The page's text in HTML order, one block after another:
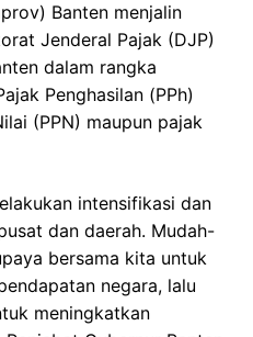
Banten menjalin
Jenderal Pajak (DJP)
dalam rangka
Penghasilan (PPh)
(PPN) maupun pajak
intensifikasi dan
dan daerah. Mudah-
bersama kita untuk
negara, lalu
meningkatkan